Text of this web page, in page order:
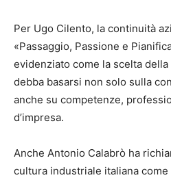
Per Ugo Cilento, la continuità
«Passaggio, Passione e
evidenziato come la scelta
debba basarsi non solo sulla
anche su competenze,
d’impresa.
Anche Antonio Calabrò ha
cultura industriale italiana come